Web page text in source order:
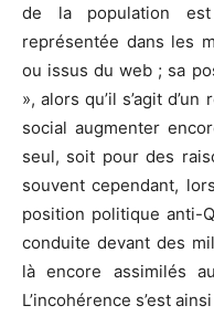
de la population
représentée dans les
ou issus du web ; sa
», alors qu’il s’agit
social augmenter
seul, soit pour des
souvent cependant,
position politique anti-
conduite devant des
là encore assimilés
L’incohérence s’est